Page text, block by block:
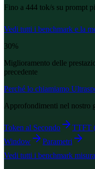
Fino a 444 tok/s su prompt
Vedi tutti i benchmark e la
30%
Miglioramento delle
precedente
Perché lo chiamiamo
Approfondimenti nel nostro
Token al Secondo TTFT
Window
Parametri
Vedi tutti i benchmark